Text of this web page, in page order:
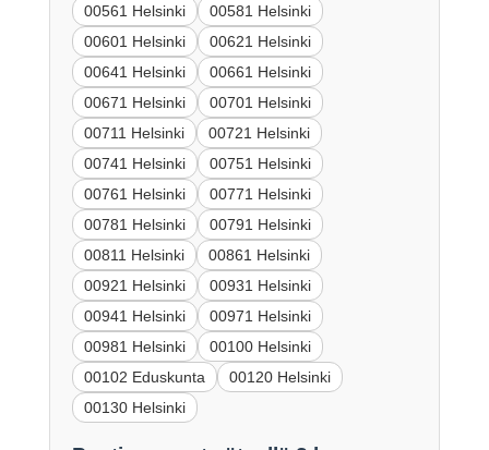
00561 Helsinki
00581 Helsinki
00601 Helsinki
00621 Helsinki
00641 Helsinki
00661 Helsinki
00671 Helsinki
00701 Helsinki
00711 Helsinki
00721 Helsinki
00741 Helsinki
00751 Helsinki
00761 Helsinki
00771 Helsinki
00781 Helsinki
00791 Helsinki
00811 Helsinki
00861 Helsinki
00921 Helsinki
00931 Helsinki
00941 Helsinki
00971 Helsinki
00981 Helsinki
00100 Helsinki
00102 Eduskunta
00120 Helsinki
00130 Helsinki